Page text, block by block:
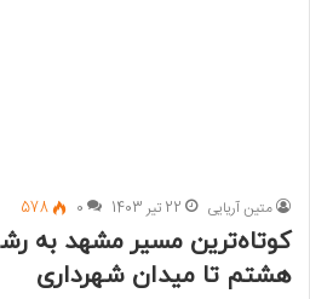
متین آریایی 22 تیر 1403 0
578
کوتاه‌ترین مسیر مشهد به
هشتم تا میدان شهرداری